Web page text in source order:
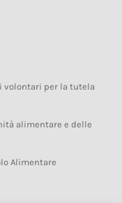
volontari per la tutela
alimentare e delle
Alimentare